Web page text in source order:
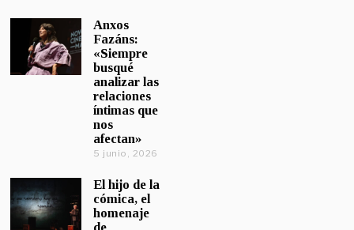
Anxos
Fazáns:
«Siempre
busqué
analizar las
relaciones
íntimas que
nos
afectan»
5 junio, 2026
El hijo de la
cómica, el
homenaje